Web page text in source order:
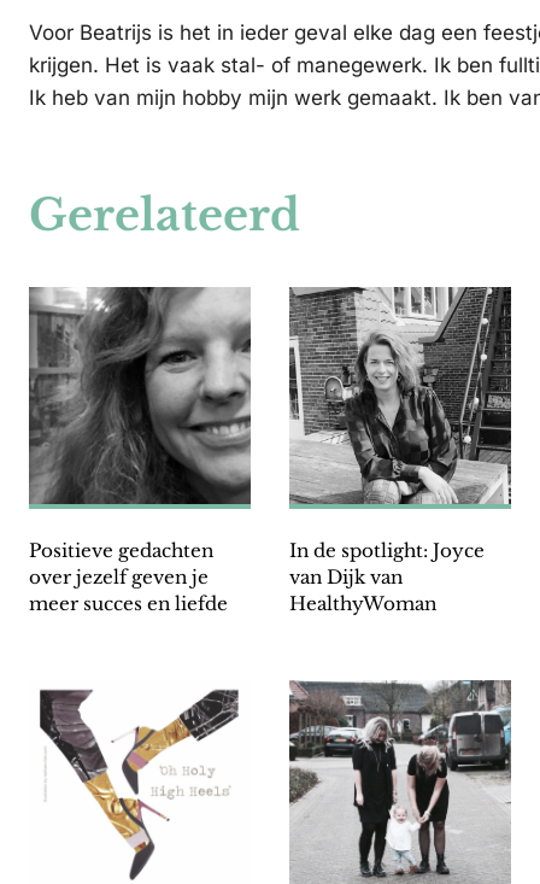
Voor Beatrijs is het in ieder geval elke dag een
krijgen. Het is vaak stal- of manegewerk. Ik ben
Ik heb van mijn hobby mijn werk gemaakt. Ik ben
Gerelateerd
Positieve gedachten
over jezelf geven je
meer succes en liefde
In de spotlight: Joyce
van Dijk van
HealthyWoman